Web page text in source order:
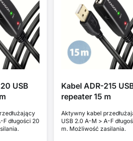
USB
długości 20
Kabel ADR-215
repeater 15 m
Aktywny kabel
USB 2.0 A-M > A-F
m. Możliwość zasilania.